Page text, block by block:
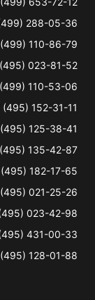
288-05-36
110-86-79
023-81-52
110-53-06
(495) 152-31-11
125-38-41
135-42-87
182-17-65
021-25-26
023-42-98
431-00-33
128-01-88